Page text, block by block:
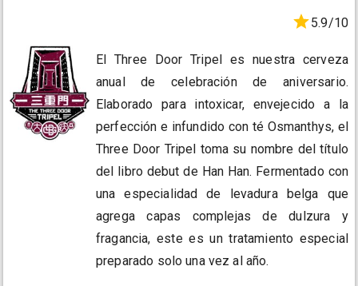
5.9/10
El Three Door Tripel es nuestra cerveza
anual de celebración de aniversario.
Elaborado para intoxicar, envejecido a la
perfección e infundido con té Osmanthys, el
Three Door Tripel toma su nombre del título
del libro debut de Han Han. Fermentado con
una especialidad de levadura belga que
agrega capas complejas de dulzura y
fragancia, este es un tratamiento especial
preparado solo una vez al año.